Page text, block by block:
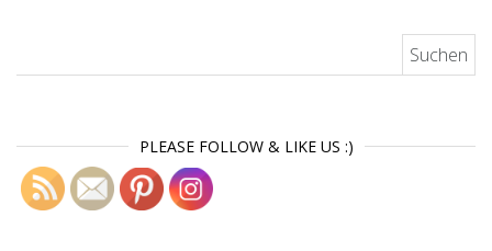
PLEASE FOLLOW & LIKE US :)